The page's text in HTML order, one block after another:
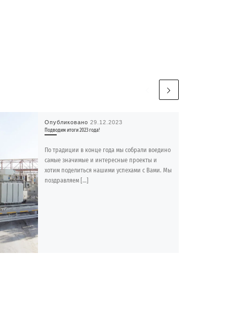
Опубликовано 29.12.2023
Подводим итоги 2023 года!
По традиции в конце года мы собрали воедино
самые значимые и интересные проекты и
хотим поделиться нашими успехами с Вами. Мы
поздравляем […]